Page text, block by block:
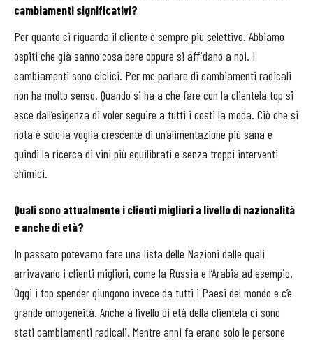
cambiamenti significativi?
Per quanto ci riguarda il cliente è sempre più selettivo. Abbiamo
ospiti che già sanno cosa bere oppure si affidano a noi. I
cambiamenti sono ciclici. Per me parlare di cambiamenti radicali
non ha molto senso. Quando si ha a che fare con la clientela top si
esce dall’esigenza di voler seguire a tutti i costi la moda. Ciò che si
nota è solo la voglia crescente di un’alimentazione più sana e
quindi la ricerca di vini più equilibrati e senza troppi interventi
chimici.
Quali sono attualmente i clienti migliori a livello di nazionalità
e anche di età?
In passato potevamo fare una lista delle Nazioni dalle quali
arrivavano i clienti migliori, come la Russia e l’Arabia ad esempio.
Oggi i top spender giungono invece da tutti i Paesi del mondo e c’è
grande omogeneità. Anche a livello di età della clientela ci sono
stati cambiamenti radicali. Mentre anni fa erano solo le persone